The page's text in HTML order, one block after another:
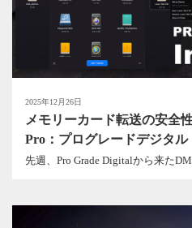
2025年12月26日
メモリーカード転送の安全
Pro：プログレードデジタル
先週、Pro Grade Digitalから来た